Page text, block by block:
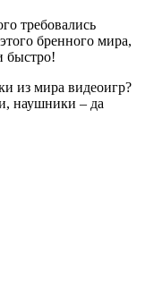
требовались
бренного мира,
быстро!
из мира видеоигр?
наушники – да